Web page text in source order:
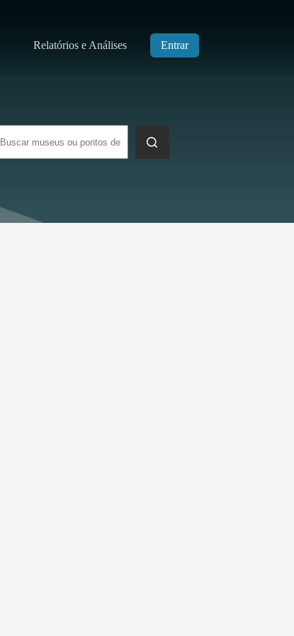
Relatórios e Análises Entrar
resultados